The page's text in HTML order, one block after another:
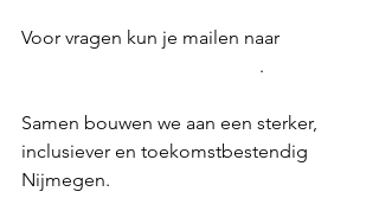
Voor vragen kun je mailen naar
.
Samen bouwen we aan een sterker,
inclusiever en toekomstbestendig
Nijmegen.